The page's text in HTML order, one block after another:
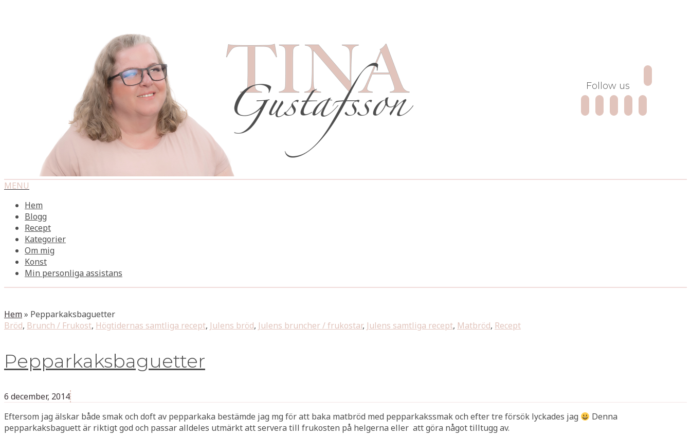
Follow us
MENU
Hem
Blogg
Recept
Kategorier
Om mig
Konst
Min personliga assistans
Hem» Pepparkaksbaguetter
Bröd, Brunch / Frukost, Högtidernas samtliga recept, Julens bröd, Julens bruncher / frukostar, Julens samtliga recept, Matbröd, Recept
Pepparkaksbaguetter
6 december, 2014
Eftersom jag älskar både smak och doft av pepparkaka bestämde jag mg för att baka matbröd med pepparkakssmak och efter tre försök lyckades jag
Denna
pepparkaksbaguett är riktigt god och passar alldeles utmärkt att servera till frukosten på helgerna eller att göra något tilltugg av.